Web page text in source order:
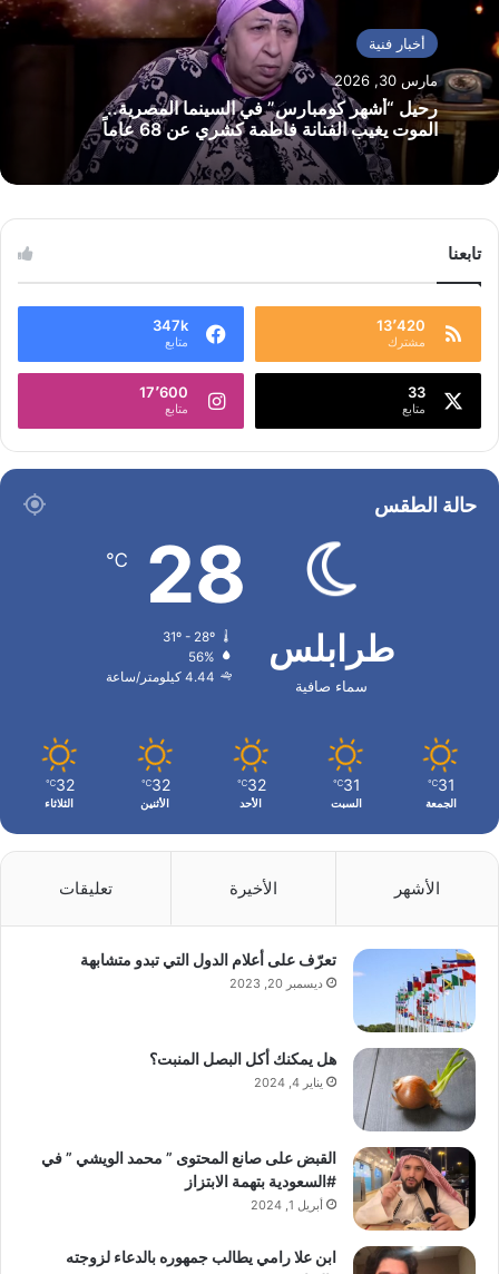
أخبار فنية
مارس 30, 2026
رحيل “أشهر كومبارس” في السينما المصرية..
الموت يغيب الفنانة فاطمة كشري عن 68 عاماً
تابعنا
13٬420
مشترك
347k
متابع
33
متابع
17٬600
متابع
حالة الطقس
طرابلس
سماء صافية
28
℃
31º - 28º
56%
4.44 كيلومتر/ساعة
31
℃
الجمعة
31
℃
السبت
32
℃
الأحد
32
℃
الأثنين
32
℃
الثلاثاء
الأشهر الأخيرة تعليقات
تعرّف على أعلام الدول التي تبدو متشابهة
ديسمبر 20, 2023
هل يمكنك أكل البصل المنبت؟
يناير 4, 2024
القبض على صانع المحتوى ” محمد الويشي ” في
#السعودية بتهمة الابتزاز
أبريل 1, 2024
ابن علا رامي يطالب جمهوره بالدعاء لزوجته